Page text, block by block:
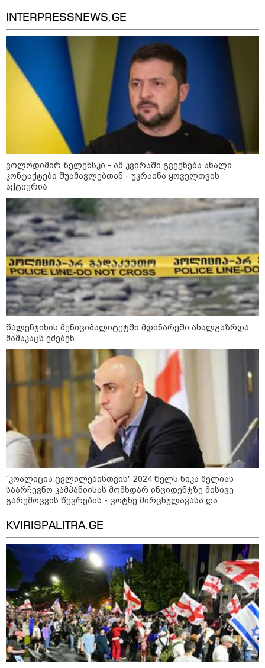
რას აცხადებს ირაკლი კობახიძე
ელექტროენერგიის რამდენჯერმე
გათიშვასთან დაკავშირებით?
19:32 / 08-08-2026
"სიმბოლურია, რომ კობახიძის
მოღალატეობრივი განცხადება
საქართველოს
თავისუფლებისთვის შეწირული
გმირების მემორიალზე
გაკეთდა" - "ნაციონალური
19:03 / 08-08-2026
"მკაცრად ვგმობთ ირაკლი
კობახიძის განცხადებას" -
"კოალიცია ცვლილებისთვის"
16:33 / 08-08-2026
"გიორგი ბარამიძემ რაღაც
არასწორად ჩამოაყალიბა,
მაგრამ ნამდვილად არ
ღალატზე დაფუძნებული
დიქტატურის მსახურებისგან" -
მიხეილ სააკაშვილი
16:22 / 08-08-2026
"აი, ეს არის სამშობლოს
ღალატი" - როგორ ეხმაურება
ნიკა გვარამია აგვისტოს ომთან
დაკავშირებით ირაკლი
კობახიძის განცხადებას?
მილიარდიანი იმპერიები მოედნის
მიღმა - ვინ არიან ყველა დროის
ყველაზე მაღალანაზღაურებადი
სპორტსმენები
ანაკლიის პორტის საზღვაო
ინფრასტრუქტურის ძირითადი
პარამეტრები დაკორექტირდა - რა
წერია გზშ-ის ანგარიშში
INTERPRESSNEWS.GE
ვოლოდიმირ ზელენსკი - ამ კვირაში გვექნება ახალი
კონტაქტები შუამავლებთან - უკრაინა ყოველთვის
აქტიურია
წალენჯიხის მუნიციპალიტეტში მდინარეში ახალგაზრდა
მამაკაცს ეძებენ
"კოალიცია ცვლილებისთვის" 2024 წელს ნიკა მელიას
საარჩევნო კამპანიისას მომხდარ ინციდენტზე მისივე
გარემოცვის წევრების - ცოტნე მირცხულავასა და
უწოდებს
KVIRISPALITRA.GE